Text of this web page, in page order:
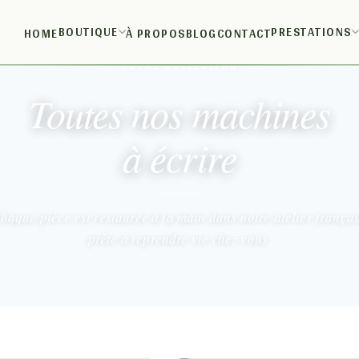
HOMEBOUTIQUE À PROPOSBLOGCONTACTPRESTATIONS
NOTRE COLLECTION
Toutes nos machines
à écrire